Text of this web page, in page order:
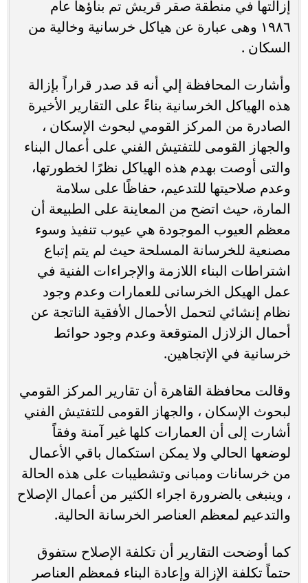
إزالتها في منطقة صقر قريش تم بناؤها عام
١٩٨٦ وهى عبارة عن هياكل خرسانية وخالية من
السكان .
وأشارت المحافظة إلي أنه قد صدر قراراً بإزالة
هذه الهياكل الخرسانية بناءً على التقارير الأخيرة
الصادرة من المركز القومي لبحوث الإسكان ،
والجهاز القومى للتفتيش الفني على أعمال البناء
والتى أوصت بهدم هذه الهياكل نظرًا لخطورتها،
وعدم صلاحيتها للتدعيم، حفاظًا على سلامة
المارة، حيث اتضح من المعاينة على الطبيعة أن
معظم العيوب الموجودة هي عيوب تنفيذ وسوء
مصنعية للخرسانة المسلحة حيث لم يتم إتباع
اشتراطات البناء اللازمة والإجراءات الفنية في
عمل الهيكل الخرسانى للعمارات وعدم وجود
نظام إنشائي لتحمل الأحمال الأفقية الناتجة عن
أحمال الزلازل المتوقعة وعدم وجود حوائط
خرسانية في الإتجاهين.
وقالت محافظة القاهرة أن تقارير المركز القومي
لبحوث الإسكان ، والجهاز القومى للتفتيش الفني
أشارت إلى أن العمارات كلها غير آمنة وفقاً
لوضعها الحالي ولا يمكن استكمال باقي الأعمال
من خرسانات ومبانى وتشطيبات على هذه الحالة
، وينبغى بالضرورة اجراء الكثير من أعمال الإصلاح
والتدعيم لمعظم العناصر الخرسانة الحالية.
كما أوضحت التقارير أن تكلفة الإصلاح ستفوق
حتماً تكلفة الإزالة وإعادة البناء فمعظم العناصر